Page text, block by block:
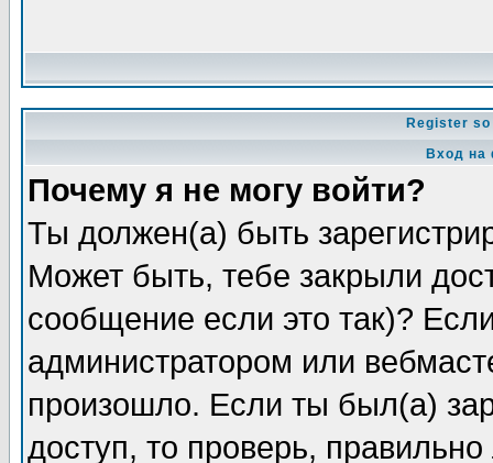
Register
Вход на
Почему я не могу войти?
Ты должен(а) быть
Может быть, тебе закрыли
сообщение если это так)?
администратором или
произошло. Если ты был(а)
доступ, то проверь,